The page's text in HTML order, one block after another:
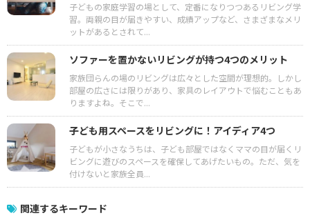
子どもの家庭学習の場として、定番になりつつあるリビング学
習。両親の目が届きやすい、成績アップなど、さまざまなメリ
ットがあるとされて...
ソファーを置かないリビングが持つ4つのメリット
家族団らんの場のリビングは広々とした空間が理想的。しかし
部屋の広さには限りがあり、家具のレイアウトで悩むこともあ
りますよね。そこで...
子ども用スペースをリビングに！アイディア4つ
子どもが小さなうちは、子ども部屋ではなくママの目が届くリ
ビングに遊びのスペースを確保してあげたいもの。ただ、気を
付けないと家族全員...
関連するキーワード